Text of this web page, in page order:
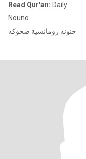
Read Qur'an: Daily
Nouno
حنونه رومانسية ضحوكه